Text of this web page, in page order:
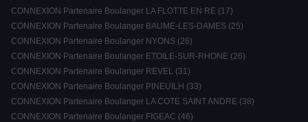
CONNEXION Partenaire Boulanger LA FLOTTE EN RE (17)
CONNEXION Partenaire Boulanger BAUME-LES-DAMES (25)
CONNEXION Partenaire Boulanger NYONS (26)
CONNEXION Partenaire Boulanger ETOILE-SUR-RHONE (26)
CONNEXION Partenaire Boulanger REVEL (31)
CONNEXION Partenaire Boulanger PINEUILH (33)
CONNEXION Partenaire Boulanger LA COTE SAINT ANDRE (38)
CONNEXION Partenaire Boulanger FIGEAC (46)